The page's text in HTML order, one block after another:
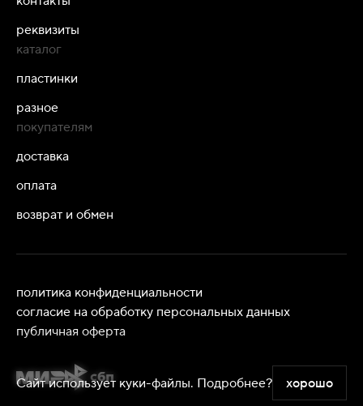
реквизиты
каталог
пластинки
разное
покупателям
доставка
оплата
возврат и обмен
политика конфиденциальности
согласие на обработку персональных данных
публичная оферта
Сайт использует куки-файлы. Подробнее? хорошо